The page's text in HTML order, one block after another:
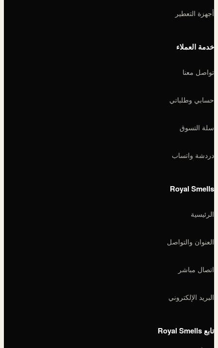
أجهزة التعطير
خدمة العملاء
تواصل معنا
حسابي وطلباتي
سلة التسوق
دردشة واتساب
Royal Smells
الرئيسية
العنوان والتواصل
اتصال مباشر
البريد الإلكتروني
تابع Royal Smells